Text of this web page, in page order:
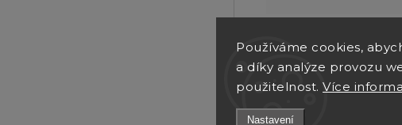
Používáme cookies,
a díky analýze provozu
použitelnost. Více
Nastavení
Údržba: